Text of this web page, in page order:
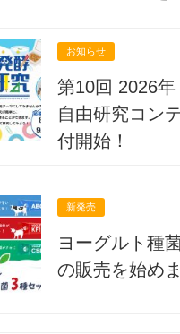
お知らせ
第10回 2026
自由研究コン
付開始！
新発売
ヨーグルト種
の販売を始め